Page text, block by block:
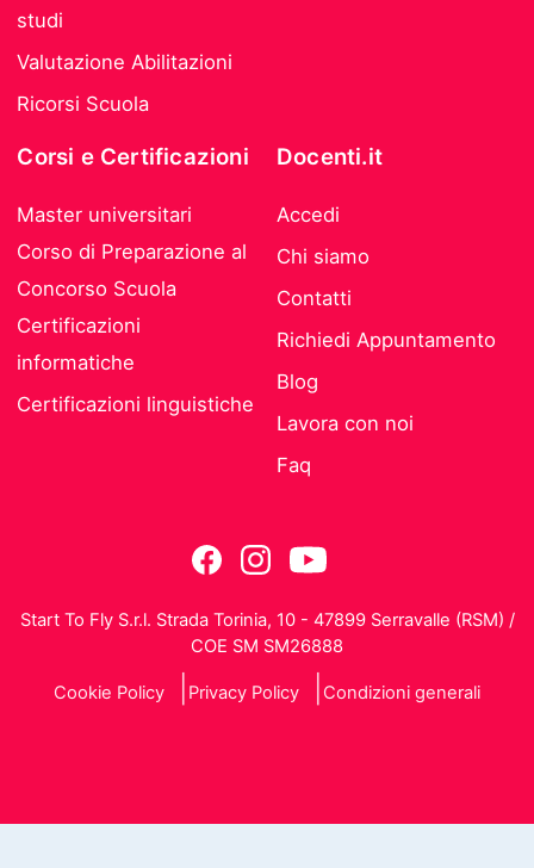
studi
Valutazione Abilitazioni
Ricorsi Scuola
Corsi e Certificazioni
Master universitari
Corso di Preparazione al
Concorso Scuola
Certificazioni
informatiche
Certificazioni linguistiche
Docenti.it
Accedi
Chi siamo
Contatti
Richiedi Appuntamento
Blog
Lavora con noi
Faq
Start To Fly S.r.l. Strada Torinia, 10 - 47899 Serravalle (RSM) /
COE SM SM26888
Cookie Policy Privacy Policy Condizioni generali